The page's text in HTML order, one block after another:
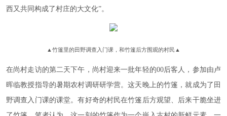
西又共同构成了村庄的大文化”。
▲ 竹篷里的田野调查入门课，和竹篷后方围观的村民 ▲
在尚村走访的第二天下午，尚村迎来一批年轻的00后客人，参加由卢
晖临教授指导的暑期农村调研研学营。这天晚上的竹篷，就成为了田
野调查入门课的课堂。有好奇的村民在竹篷后方观望、后来干脆坐进